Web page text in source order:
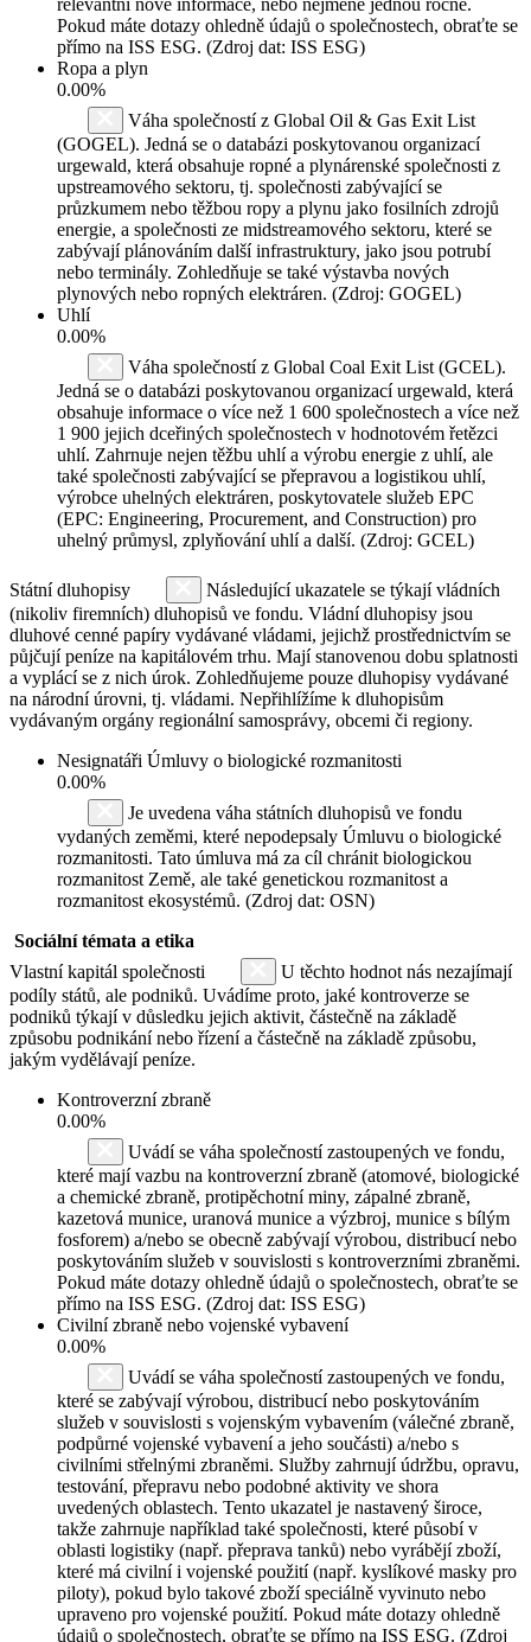
Pokud máte dotazy ohledně údajů o společnostech, obraťte se
přímo na ISS ESG. (Zdroj dat: ISS ESG)
Ropa a plyn
0.00%
Váha společností z Global Oil & Gas Exit List
(GOGEL). Jedná se o databázi poskytovanou organizací
urgewald, která obsahuje ropné a plynárenské společnosti z
upstreamového sektoru, tj. společnosti zabývající se
průzkumem nebo těžbou ropy a plynu jako fosilních zdrojů
energie, a společnosti ze midstreamového sektoru, které se
zabývají plánováním další infrastruktury, jako jsou potrubí
nebo terminály. Zohledňuje se také výstavba nových
plynových nebo ropných elektráren. (Zdroj: GOGEL)
Uhlí
0.00%
Váha společností z Global Coal Exit List (GCEL).
Jedná se o databázi poskytovanou organizací urgewald, která
obsahuje informace o více než 1 600 společnostech a více než
1 900 jejich dceřiných společnostech v hodnotovém řetězci
uhlí. Zahrnuje nejen těžbu uhlí a výrobu energie z uhlí, ale
také společnosti zabývající se přepravou a logistikou uhlí,
výrobce uhelných elektráren, poskytovatele služeb EPC
(EPC: Engineering, Procurement, and Construction) pro
uhelný průmysl, zplyňování uhlí a další. (Zdroj: GCEL)
Státní dluhopisy
Následující ukazatele se týkají vládních
(nikoliv firemních) dluhopisů ve fondu. Vládní dluhopisy jsou
dluhové cenné papíry vydávané vládami, jejichž prostřednictvím se
půjčují peníze na kapitálovém trhu. Mají stanovenou dobu splatnosti
a vyplácí se z nich úrok. Zohledňujeme pouze dluhopisy vydávané
na národní úrovni, tj. vládami. Nepřihlížíme k dluhopisům
vydávaným orgány regionální samosprávy, obcemi či regiony.
Nesignatáři Úmluvy o biologické rozmanitosti
0.00%
Je uvedena váha státních dluhopisů ve fondu
vydaných zeměmi, které nepodepsaly Úmluvu o biologické
rozmanitosti. Tato úmluva má za cíl chránit biologickou
rozmanitost Země, ale také genetickou rozmanitost a
rozmanitost ekosystémů. (Zdroj dat: OSN)
Sociální témata a etika
Vlastní kapitál společnosti
U těchto hodnot nás nezajímají
podíly států, ale podniků. Uvádíme proto, jaké kontroverze se
podniků týkají v důsledku jejich aktivit, částečně na základě
způsobu podnikání nebo řízení a částečně na základě způsobu,
jakým vydělávají peníze.
Kontroverzní zbraně
0.00%
Uvádí se váha společností zastoupených ve fondu,
které mají vazbu na kontroverzní zbraně (atomové, biologické
a chemické zbraně, protipěchotní miny, zápalné zbraně,
kazetová munice, uranová munice a výzbroj, munice s bílým
fosforem) a/nebo se obecně zabývají výrobou, distribucí nebo
poskytováním služeb v souvislosti s kontroverzními zbraněmi.
Pokud máte dotazy ohledně údajů o společnostech, obraťte se
přímo na ISS ESG. (Zdroj dat: ISS ESG)
Civilní zbraně nebo vojenské vybavení
0.00%
Uvádí se váha společností zastoupených ve fondu,
které se zabývají výrobou, distribucí nebo poskytováním
služeb v souvislosti s vojenským vybavením (válečné zbraně,
podpůrné vojenské vybavení a jeho součásti) a/nebo s
civilními střelnými zbraněmi. Služby zahrnují údržbu, opravu,
testování, přepravu nebo podobné aktivity ve shora
uvedených oblastech. Tento ukazatel je nastavený široce,
takže zahrnuje například také společnosti, které působí v
oblasti logistiky (např. přeprava tanků) nebo vyrábějí zboží,
které má civilní i vojenské použití (např. kyslíkové masky pro
piloty), pokud bylo takové zboží speciálně vyvinuto nebo
upraveno pro vojenské použití. Pokud máte dotazy ohledně
údajů o společnostech, obraťte se přímo na ISS ESG. (Zdroj